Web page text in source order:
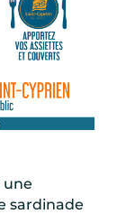
une
sardinade